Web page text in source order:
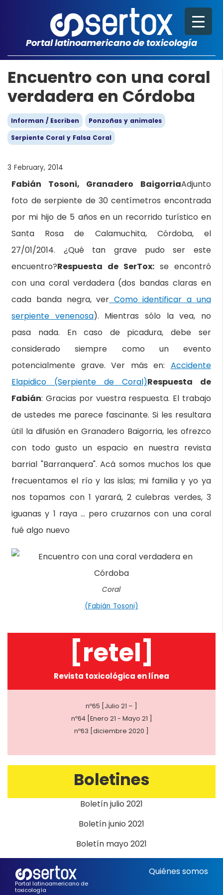
Portal latinoamericano de toxicología
Encuentro con una coral
verdadera en Córdoba
Informan / Escriben
Ponzoñas y animales
Serpiente Coral y Falsa Coral
3 February, 2014
Fabián Tosoni, Granadero BaigorriaAdjunto
foto de serpiente de 30 centímetros encontrada
por mi hijo de 5 años en un recorrido turístico en
Santa Rosa de Calamuchita, Córdoba, el
27/01/2014. ¿Qué tan grave pudo ser este
encuentro?Respuesta de SerTox: se encontró
con una coral verdadera (dos bandas claras en
cada banda negra, ver Como identificar a una
serpiente venenosa). Mientras sólo la vea, no
pasa nada. En caso de picadura, debe ser
considerado siempre como un evento
potencialmente grave. Ver más en: Accidente
Elapidico (Serpiente de Coral)Respuesta de
Fabián: Gracias por vuestra respuesta. El trabajo
de ustedes me parece fascinante. Si les resultara
útil la difusión en Granadero Baigorria, les ofrezco
con todo gusto un espacio en nuestra revista
barrial "Barranquera". Acá somos muchos los que
frecuentamos el río y las islas; mi familia y yo ya
nos topamos con 1 yarará, 2 culebras verdes, 3
iguanas y 1 raya … pero cruzarnos con una coral
fué algo nuevo
Coral
(Fabián Tosoni)
[retel]
Revista toxicológica en línea
nº65 [Julio 21 – ]
nº64 [Enero 21 - Mayo 21 ]
nº63 [diciembre 2020 ]
Boletines
Boletín julio 2021
Boletín junio 2021
Boletín mayo 2021
Portal latinoamericano de
toxicología
Quiénes somos